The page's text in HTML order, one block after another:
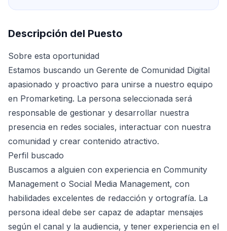
Descripción del Puesto
Sobre esta oportunidad
Estamos buscando un Gerente de Comunidad Digital
apasionado y proactivo para unirse a nuestro equipo
en Promarketing. La persona seleccionada será
responsable de gestionar y desarrollar nuestra
presencia en redes sociales, interactuar con nuestra
comunidad y crear contenido atractivo.
Perfil buscado
Buscamos a alguien con experiencia en Community
Management o Social Media Management, con
habilidades excelentes de redacción y ortografía. La
persona ideal debe ser capaz de adaptar mensajes
según el canal y la audiencia, y tener experiencia en el